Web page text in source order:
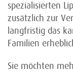
spezialisierten
zusätzlich zur
langfristig das
Familien
Sie möchten